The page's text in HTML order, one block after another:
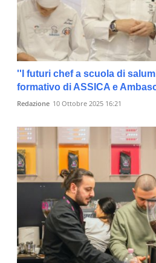
''I futuri chef a scuola di
formativo di ASSICA e
Redazione 10 Ottobre 2025 16:21